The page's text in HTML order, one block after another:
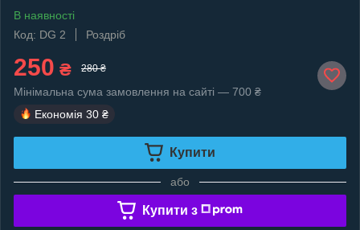
В наявності
Код: DG 2
Роздріб
250 ₴ 280 ₴
Мінімальна сума замовлення на сайті — 700 ₴
Економія 30 ₴
Купити
або
Купити з